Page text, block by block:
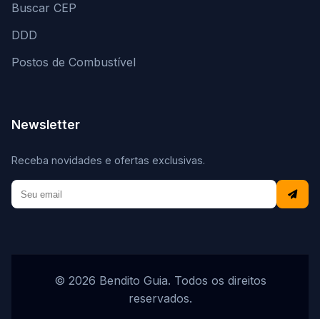
Buscar CEP
DDD
Postos de Combustível
Newsletter
Receba novidades e ofertas exclusivas.
© 2026 Bendito Guia. Todos os direitos
reservados.